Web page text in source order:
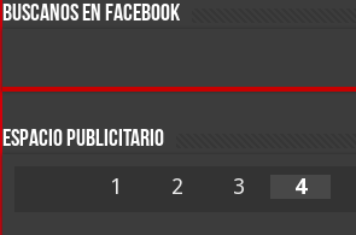
BUSCANOS EN FACEBOOK
ESPACIO PUBLICITARIO
1 2 3 4